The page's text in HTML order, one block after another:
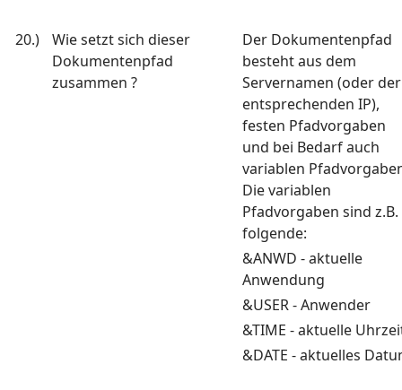
20.)
Wie setzt sich dieser
Dokumentenpfad
zusammen ?
Der Dokumentenpfad
besteht aus dem
Servernamen (oder der
entsprechenden IP),
festen Pfadvorgaben
und bei Bedarf auch
variablen
Die variablen
Pfadvorgaben sind z.B.
folgende:
&ANWD - aktuelle
Anwendung
&USER - Anwender
&TIME - aktuelle
&DATE - aktuelles